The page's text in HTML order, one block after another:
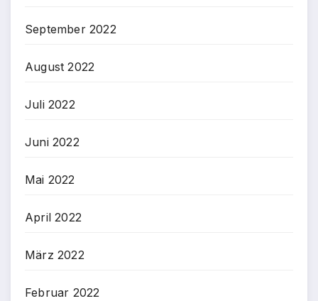
September 2022
August 2022
Juli 2022
Juni 2022
Mai 2022
April 2022
März 2022
Februar 2022